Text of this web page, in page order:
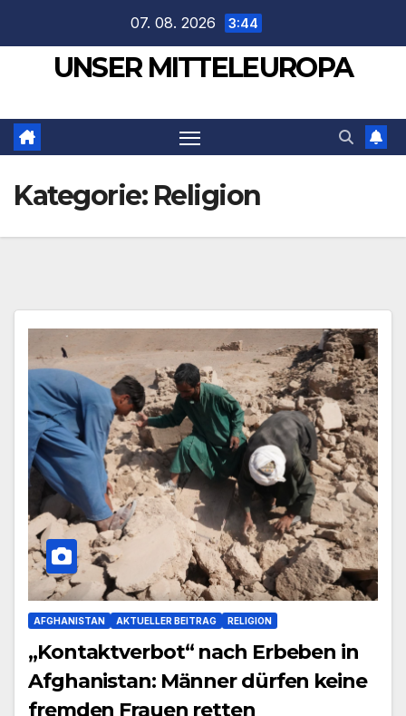
springen
07. 08. 2026 3:44
UNSER MITTELEUROPA
Kategorie: Religion
AFGHANISTAN AKTUELLER BEITRAG RELIGION
„Kontaktverbot“ nach Erbeben in
Afghanistan: Männer dürfen keine
fremden Frauen retten